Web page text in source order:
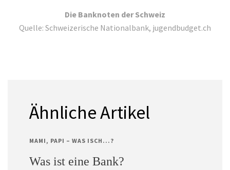
Die Banknoten der Schweiz
Quelle: Schweizerische Nationalbank, jugendbudget.ch
Ähnliche Artikel
MAMI, PAPI – WAS ISCH...?
Was ist eine Bank?